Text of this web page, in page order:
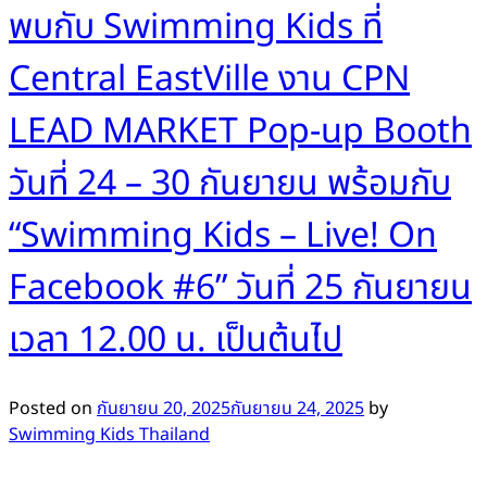
พบกับ Swimming Kids ที่
Central EastVille งาน CPN
LEAD MARKET Pop-up Booth
วันที่ 24 – 30 กันยายน พร้อมกับ
“Swimming Kids – Live! On
Facebook #6” วันที่ 25 กันยายน
เวลา 12.00 น. เป็นต้นไป
Posted on กันยายน 20, 2025กันยายน 24, 2025 by
Swimming Kids Thailand